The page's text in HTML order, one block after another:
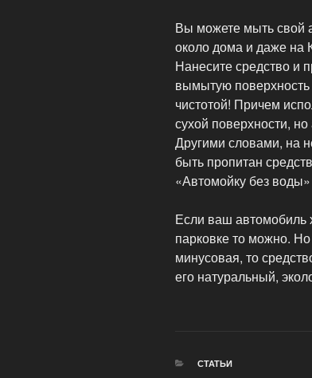
Вы можете мыть свой
около дома и даже на
Нанесите средство и
вымытую
чистотой! Причем
сухой поверхности,
Другими словами, на
быть пропитан
«Автомойку без
Если ваш автомобиль
парковке то можно.
минусовая, то
его натуральный,
РУБРИКИ
СТАТЬИ